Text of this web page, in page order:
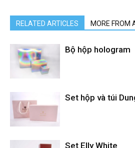
RELATED ARTICLES MORE FROM
Bộ hộp hologram
Set hộp và túi
Set Elly White